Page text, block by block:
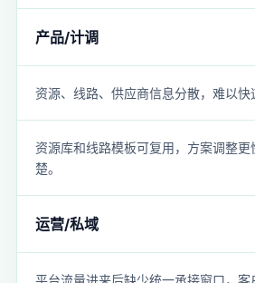
产品/计调
资源、线路、供应商信息分散，难以快
资源库和线路模板可复用，方案调整
楚。
运营/私域
平台流量进来后缺少统一承接窗口，客